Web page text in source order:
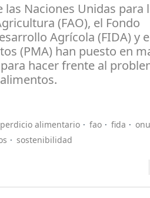
las Naciones Unidas para
(FAO), el Fondo
Agrícola (FIDA) y
(PMA) han puesto en
hacer frente al
alimentario fao fida
onu
sostenibilidad